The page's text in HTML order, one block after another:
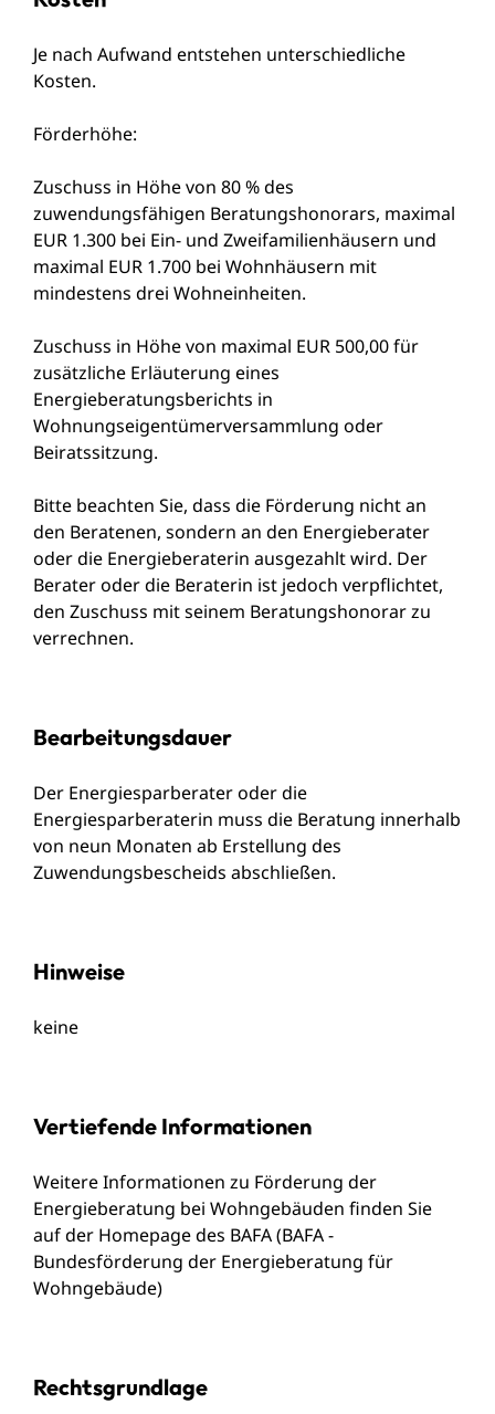
Je nach Aufwand entstehen unterschiedliche
Kosten.
Förderhöhe:
Zuschuss in Höhe von 80 % des
zuwendungsfähigen Beratungshonorars, maximal
EUR 1.300 bei Ein- und Zweifamilienhäusern und
maximal EUR 1.700 bei Wohnhäusern mit
mindestens drei Wohneinheiten.
Zuschuss in Höhe von maximal EUR 500,00 für
zusätzliche Erläuterung eines
Energieberatungsberichts in
Wohnungseigentümerversammlung oder
Beiratssitzung.
Bitte beachten Sie, dass die Förderung nicht an
den Beratenen, sondern an den Energieberater
oder die Energieberaterin ausgezahlt wird. Der
Berater oder die Beraterin ist jedoch verpflichtet,
den Zuschuss mit seinem Beratungshonorar zu
verrechnen.
Bearbeitungsdauer
Der Energiesparberater oder die
Energiesparberaterin muss die Beratung innerhalb
von neun Monaten ab Erstellung des
Zuwendungsbescheids abschließen.
Hinweise
keine
Vertiefende Informationen
Weitere Informationen zu Förderung der
Energieberatung bei Wohngebäuden finden Sie
auf der Homepage des BAFA (BAFA -
Bundesförderung der Energieberatung für
Wohngebäude)
Rechtsgrundlage